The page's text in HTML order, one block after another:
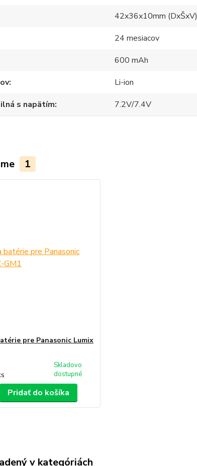
42x36x10mm (DxŠxV)
24 mesiacov
600 mAh
Li-ion
s napätím
7.2V/7.4V
1
pre Panasonic Lumix
Skladovo
dostupné
Pridať do košíka
v kategóriách